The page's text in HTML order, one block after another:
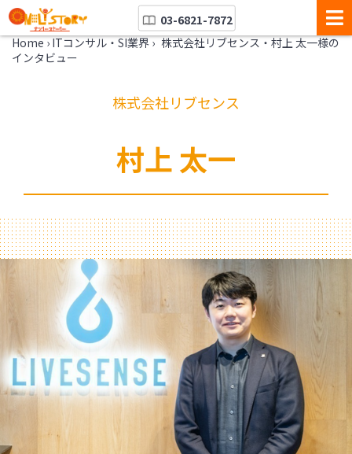
03-6821-7872
Home › ITコンサル・SI業界 › 株式会社リブセンス・村上 太一様の
インタビュー
株式会社リブセンス
村上 太一